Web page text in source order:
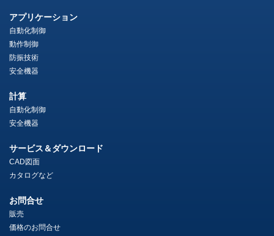
アプリケーション
自動化制御
動作制御
防振技術
安全機器
計算
自動化制御
安全機器
サービス＆ダウンロード
CAD図面
カタログなど
お問合せ
販売
価格のお問合せ